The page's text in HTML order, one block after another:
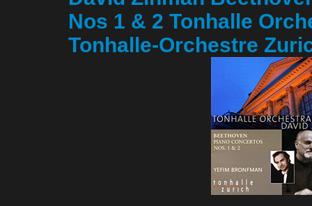
Nos 1 & 2 Tonhalle
Tonhalle-Orchestre